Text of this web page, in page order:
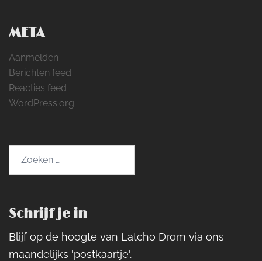
META
Aanmelden
Berichten feed
Reacties feed
WordPress.org
Schrijf je in
Blijf op de hoogte van Latcho Drom via ons
maandelijks 'postkaartje'.